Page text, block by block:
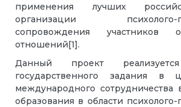
применения лучших
организации психолого-
сопровождения участников
отношений[1].
Данный проект
государственного задания в
международного
образования в области психолого-